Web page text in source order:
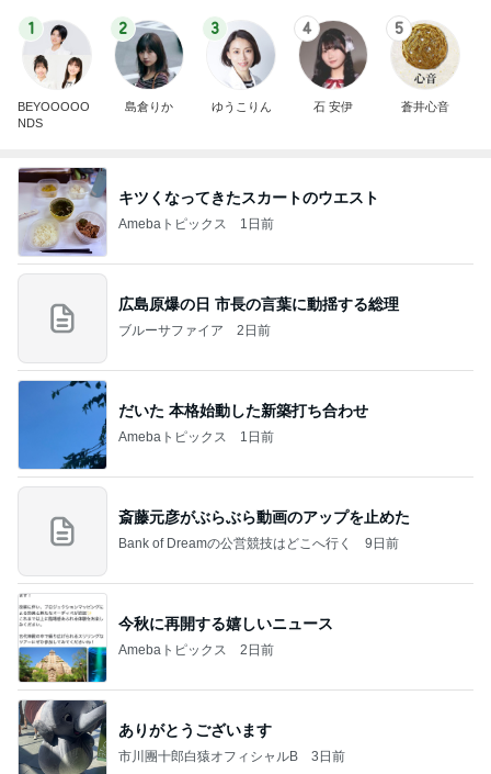
1
BEYOOOOO
NDS
2
島倉りか
3
ゆうこりん
4
石 安伊
5
蒼井心音
キツくなってきたスカートのウエスト
Amebaトピックス 1日前
広島原爆の日 市長の言葉に動揺する総理
ブルーサファイア 2日前
だいた 本格始動した新築打ち合わせ
Amebaトピックス 1日前
斎藤元彦がぶらぶら動画のアップを止めた
Bank of Dreamの公営競技はどこへ行く 9日前
今秋に再開する嬉しいニュース
Amebaトピックス 2日前
ありがとうございます
市川團十郎白猿オフィシャルB 3日前